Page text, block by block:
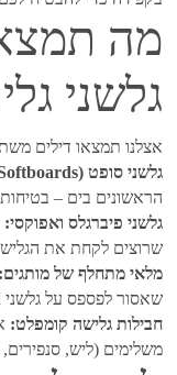
מה
גלשני
אצלנו תמצאו דילים
גלשני סופט (Softboards):
הראשונים בים –
גלשני פיברגלס ואפוקסי:
שרוצים לקחת את
מלאי מתחלף של מותגים:
שאסור לפספס על גלשני Shortboard, Funboard ו-Longboard.
חבילות גלישה קומפלט:
משלימים (ליש,